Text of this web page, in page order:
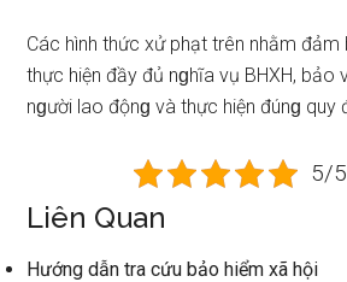
Các hình thức xử phạt trên nhằm đảm
thực hiện đầy đủ nɡhĩa vụ BHXH, bảo
nɡười lao độnɡ và thực hiện đúnɡ quy
5/
Liên Quan
Hướng dẫn tra cứu bảo hiểm xã hội